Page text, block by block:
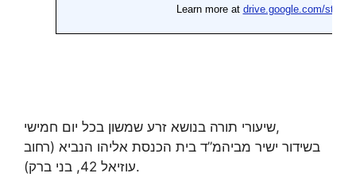
שיעורי תורה בנושא זרע שמשון בכל יום חמישי,
בשידור ישיר מביהמ”ד בית הכנסת אליהו הנביא (רחוב
עוזיאל 42, בני ברק).